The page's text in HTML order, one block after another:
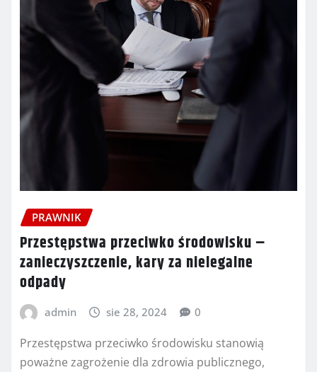
PRAWNIK
Przestępstwa przeciwko środowisku –
zanieczyszczenie, kary za nielegalne
odpady
admin sie 28, 2024 0
Przestępstwa przeciwko środowisku stanowią
poważne zagrożenie dla zdrowia publicznego,